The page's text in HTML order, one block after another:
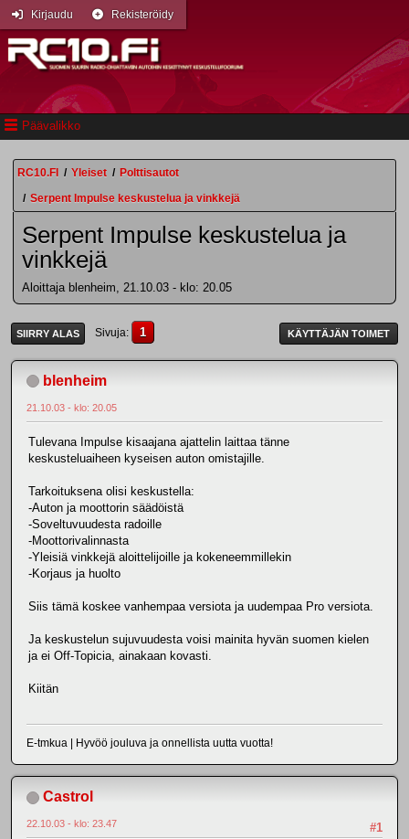
Päävalikko
Kirjaudu Rekisteröidy
RC10.FI / Yleiset / Polttisautot
/ Serpent Impulse keskustelua ja vinkkejä
Serpent Impulse keskustelua ja
vinkkejä
Aloittaja blenheim, 21.10.03 - klo: 20.05
SIIRRY ALAS Sivuja 1 KÄYTTÄJÄN TOIMET
blenheim
21.10.03 - klo: 20.05
Tulevana Impulse kisaajana ajattelin laittaa tänne
keskusteluaiheen kyseisen auton omistajille.
Tarkoituksena olisi keskustella:
-Auton ja moottorin säädöistä
-Soveltuvuudesta radoille
-Moottorivalinnasta
-Yleisiä vinkkejä aloittelijoille ja kokeneemmillekin
-Korjaus ja huolto
Siis tämä koskee vanhempaa versiota ja uudempaa Pro versiota.
Ja keskustelun sujuvuudesta voisi mainita hyvän suomen kielen
ja ei Off-Topicia, ainakaan kovasti.
Kiitän
E-tmkua | Hyvöö jouluva ja onnellista uutta vuotta!
Castrol
#1
22.10.03 - klo: 23.47